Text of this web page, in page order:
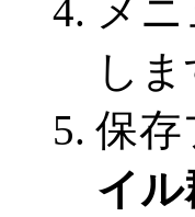
メ
しま
保存
イ